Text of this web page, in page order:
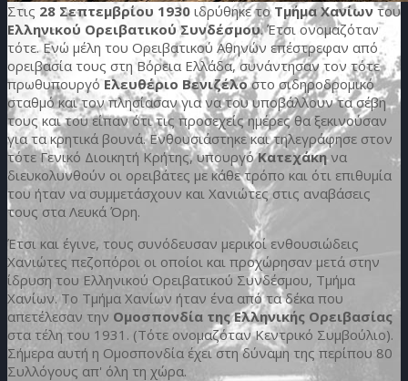
Στις 28 Σεπτεμβρίου 1930 ιδρύθηκε τοΤμήμα Χανίωντου
Ελληνικού Ορειβατικού Συνδέσμου. Έτσι ονομαζόταν
τότε. Ενώ μέλη του Ορειβατικού Αθηνών επέστρεφαν από
ορειβασία τους στη Βόρεια Ελλάδα, συνάντησαν τον τότε
πρωθυπουργόΕλευθέριο Βενιζέλοστο σιδηροδρομικό
σταθμό και τον πλησίασαν για να του υποβάλλουν τα σέβη
τους και του είπαν ότι τις προσεχείς ημέρες θα ξεκινούσαν
για τα κρητικά βουνά. Ενθουσιάστηκε και τηλεγράφησε στον
τότε Γενικό Διοικητή Κρήτης, υπουργόΚατεχάκηνα
διευκολυνθούν οι ορειβάτες με κάθε τρόπο και ότι επιθυμία
του ήταν να συμμετάσχουν και Χανιώτες στις αναβάσεις
τους στα Λευκά Όρη.
Έτσι και έγινε, τους συνόδευσαν μερικοί ενθουσιώδεις
Χανιώτες πεζοπόροι οι οποίοι και προχώρησαν μετά στην
ίδρυση του Ελληνικού Ορειβατικού Συνδέσμου, Τμήμα
Χανίων. Το Τμήμα Χανίων ήταν ένα από τα δέκα που
απετέλεσαν την Ομοσπονδία της Ελληνικής Ορειβασίας
στα τέλη του 1931. (Τότε ονομαζόταν Κεντρικό Συμβούλιο).
Σήμερα αυτή η Ομοσπονδία έχει στη δύναμη της περίπου 80
Συλλόγους απ' όλη τη χώρα.